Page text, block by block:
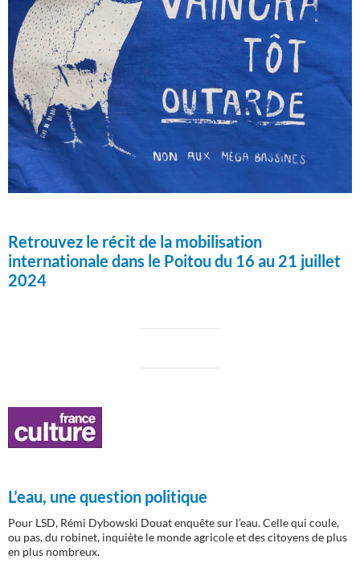
Retrouvez le récit de la mobilisation
internationale dans le Poitou du 16 au 21 juillet
2024
L’eau, une question politique
Pour LSD, Rémi Dybowski Douat enquête sur l’eau. Celle qui coule,
ou pas, du robinet, inquiète le monde agricole et des citoyens de plus
en plus nombreux.